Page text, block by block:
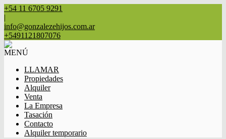
+54 11 6705 9291
|
info@gonzalezehijos.com.ar
+5491121807076
MENÚ
LLAMAR
Propiedades
Alquiler
Venta
La Empresa
Tasación
Contacto
Alquiler temporario